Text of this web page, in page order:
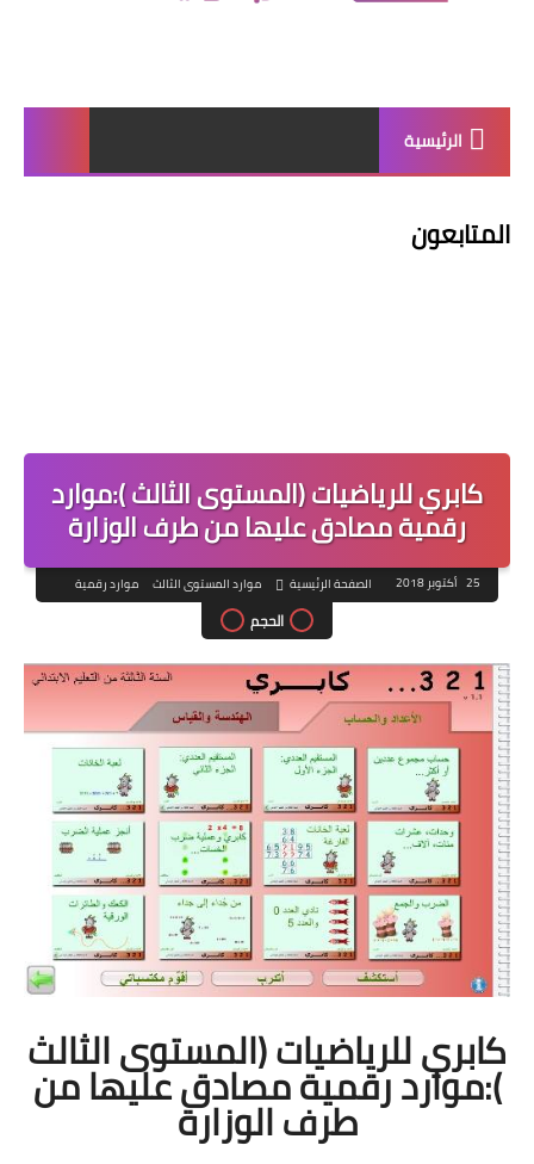
الرئيسية
المتابعون
كابري للرياضيات (المستوى الثالث ):موارد
رقمية مصادق عليها من طرف الوزارة
25 أكتوبر 2018 الصفحة الرئيسية موارد المستوى الثالث موارد رقمية
الحجم
كابري للرياضيات (المستوى الثالث
):موارد رقمية مصادق عليها من
طرف الوزارة